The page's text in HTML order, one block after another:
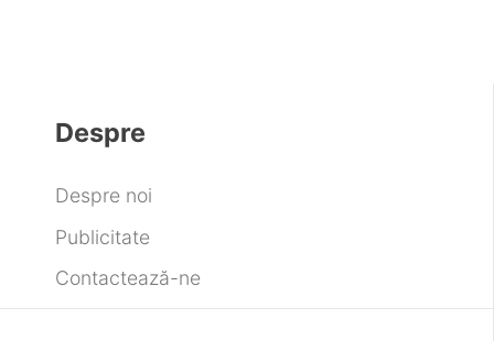
Despre
Despre noi
Publicitate
Contactează-ne